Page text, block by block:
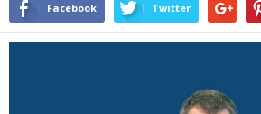
Facebook Twitter